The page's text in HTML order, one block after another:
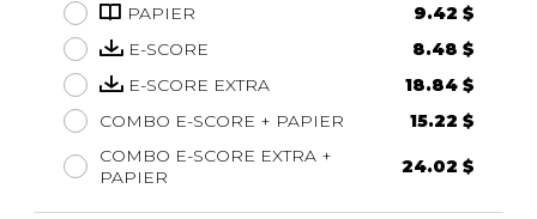
PAPIER
9.42 $
E-SCORE
8.48 $
E-SCORE EXTRA
18.84 $
COMBO E-SCORE + PAPIER
15.22 $
COMBO E-SCORE EXTRA +
PAPIER
24.02 $